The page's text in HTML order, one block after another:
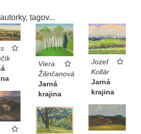
tagov...
Viera
Žilinčanová
Jarná
krajina
Jozef
Kollár
Jarná
krajina